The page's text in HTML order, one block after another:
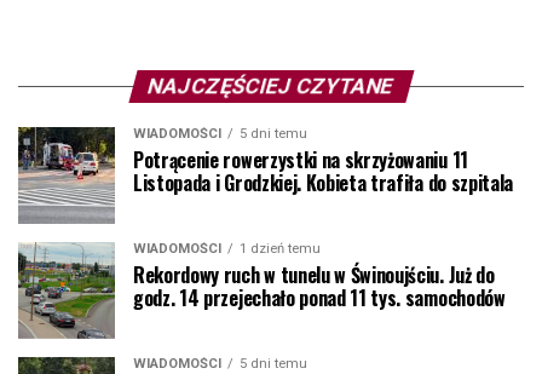
NAJCZĘŚCIEJ CZYTANE
WIADOMOŚCI 5 dni temu
Potrącenie rowerzystki na skrzyżowaniu 11
Listopada i Grodzkiej. Kobieta trafiła do szpitala
WIADOMOŚCI 1 dzień temu
Rekordowy ruch w tunelu w Świnoujściu. Już do
godz. 14 przejechało ponad 11 tys. samochodów
WIADOMOŚCI 5 dni temu